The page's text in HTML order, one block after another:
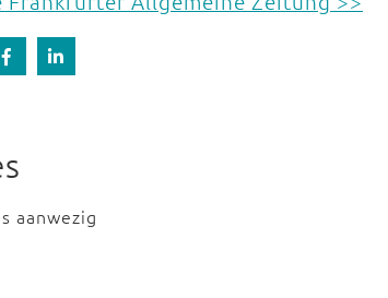
aanwezig